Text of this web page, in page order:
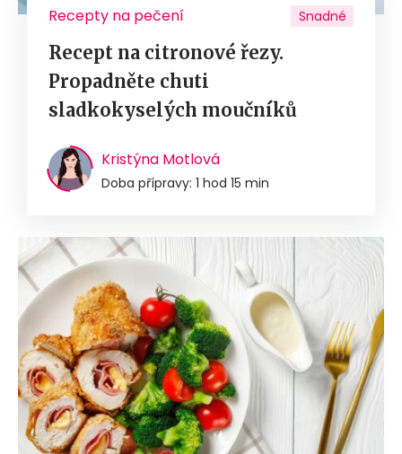
Recepty na pečení Snadné
Recept na citronové řezy.
Propadněte chuti
sladkokyselých moučníků
Kristýna Motlová
Doba přípravy: 1 hod 15 min